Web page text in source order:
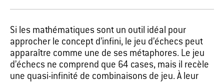
Si les mathématiques sont un outil idéal pour
approcher le concept d’infini, le jeu d’échecs peut
apparaître comme une de ses métaphores. Le jeu
d’échecs ne comprend que 64 cases, mais il recèle
une quasi-infinité de combinaisons de jeu. À leur